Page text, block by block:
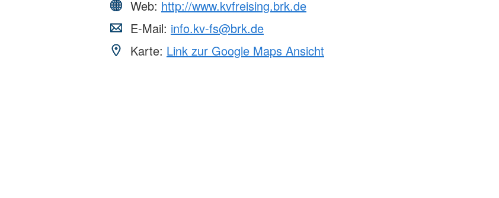
Web: http://www.kvfreising.brk.de
E-Mail: info.kv-fs@brk.de
Karte: Link zur Google Maps Ansicht